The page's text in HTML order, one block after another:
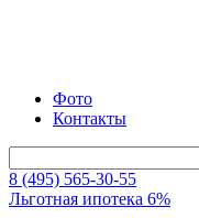
Фото
Контакты
8 (495) 565-30-55
Льготная ипотека 6%